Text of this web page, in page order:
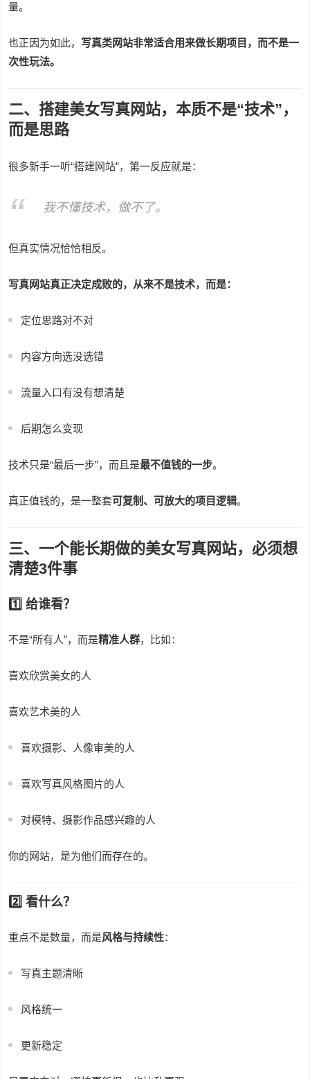
量。
也正因为如此， 写真类网站非常适合用来做长期项目，而不是一
次性玩法。
二、搭建美女写真网站，本质不是“技术”，
而是思路
很多新手一听“搭建网站”，第一反应就是：
我不懂技术，做不了。
但真实情况恰恰相反。
写真网站真正决定成败的，从来不是技术，而是：
定位思路对不对
内容方向选没选错
流量入口有没有想清楚
后期怎么变现
技术只是“最后一步”，而且是最不值钱的一步。
真正值钱的，是一整套可复制、可放大的项目逻辑。
三、一个能长期做的美女写真网站，必须想
清楚3件事
1️⃣ 给谁看？
不是“所有人”，而是精准人群，比如：
喜欢欣赏美女的人
喜欢艺术美的人
喜欢摄影、人像审美的人
喜欢写真风格图片的人
对模特、摄影作品感兴趣的人
你的网站，是为他们而存在的。
2️⃣ 看什么？
重点不是数量，而是风格与持续性：
写真主题清晰
风格统一
更新稳定